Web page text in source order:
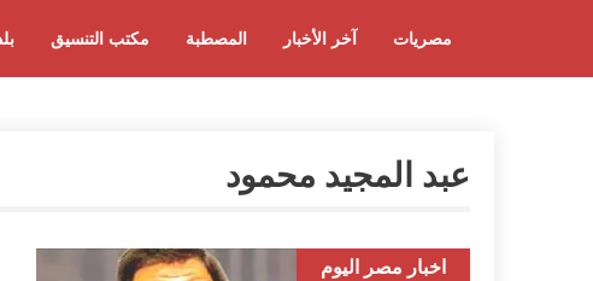
مكتب التنسيق المصطبة آخر الأخبار مصريات
عبد المجيد محمود
اخبار مصر اليوم